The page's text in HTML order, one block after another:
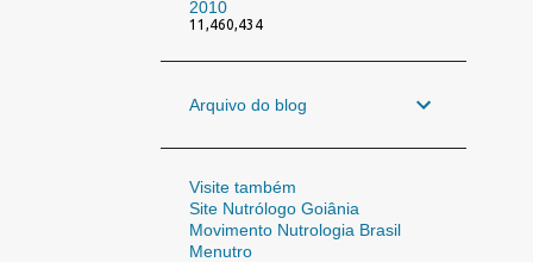
2010
11,460,434
Arquivo do blog
Visite também
Site Nutrólogo Goiânia
Movimento Nutrologia Brasil
Menutro